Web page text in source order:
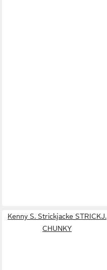
Kenny S. Strickjacke STRICKJ.
CHUNKY